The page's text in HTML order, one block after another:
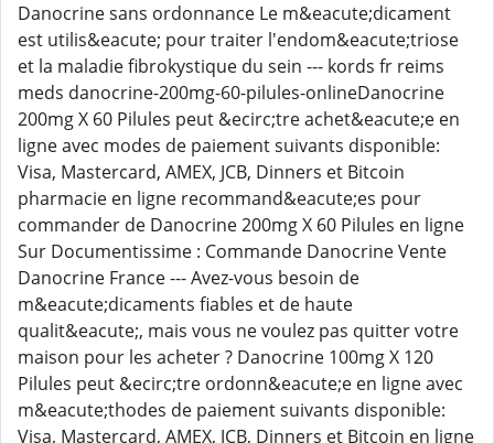
Danocrine sans ordonnance Le m&eacute;dicament
est utilis&eacute; pour traiter l'endom&eacute;triose
et la maladie fibrokystique du sein --- kords fr reims
meds danocrine-200mg-60-pilules-onlineDanocrine
200mg X 60 Pilules peut &ecirc;tre achet&eacute;e en
ligne avec modes de paiement suivants disponible:
Visa, Mastercard, AMEX, JCB, Dinners et Bitcoin
pharmacie en ligne recommand&eacute;es pour
commander de Danocrine 200mg X 60 Pilules en ligne
Sur Documentissime : Commande Danocrine Vente
Danocrine France --- Avez-vous besoin de
m&eacute;dicaments fiables et de haute
qualit&eacute;, mais vous ne voulez pas quitter votre
maison pour les acheter ? Danocrine 100mg X 120
Pilules peut &ecirc;tre ordonn&eacute;e en ligne avec
m&eacute;thodes de paiement suivants disponible:
Visa, Mastercard, AMEX, JCB, Dinners et Bitcoin en ligne